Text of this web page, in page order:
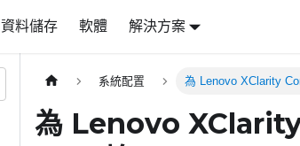
資料儲存 軟體 解決方案
系統配置 為 Lenovo XClarity
為 Lenovo